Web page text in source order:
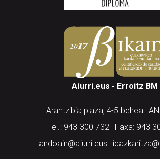
Aiurri.eus - Erroitz BM
Arantzibia plaza, 4-5 behea |
Tel.: 943 300 732 | Faxa: 943
andoain@aiurri.eus |